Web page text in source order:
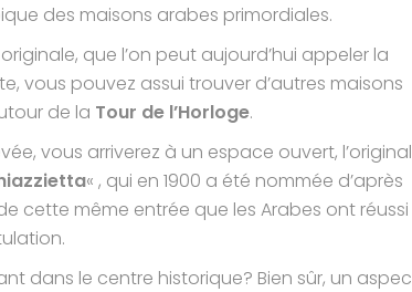
des maisons arabes primordiales.
que l’on peut aujourd’hui appeler la
vous pouvez assui trouver d’autres maisons
de la Tour de l’Horloge.
vous arriverez à un espace ouvert, l’original
« , qui en 1900 a été nommée d’après
cette même entrée que les Arabes ont
dans le centre historique? Bien sûr, un